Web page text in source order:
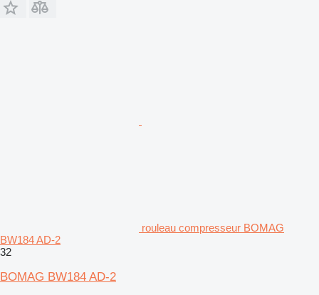
rouleau compresseur BOMAG
BW184 AD-2
32
BOMAG BW184 AD-2